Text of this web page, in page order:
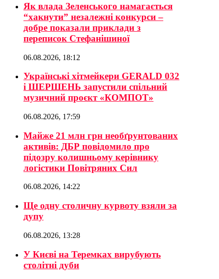
Як влада Зеленського намагається
“хакнути” незалежні конкурси –
добре показали приклади з
переписок Стефанішиної
06.08.2026, 18:12
Українські хітмейкери GERALD 032
і ШЕРШЕНЬ запустили спільний
музичний проєкт «КОМПОТ»
06.08.2026, 17:59
Майже 21 млн грн необґрунтованих
активів: ДБР повідомило про
підозру колишньому керівнику
логістики Повітряних Сил
06.08.2026, 14:22
Ще одну столичну курвоту взяли за
дупу
06.08.2026, 13:28
У Києві на Теремках вирубують
столітні дуби